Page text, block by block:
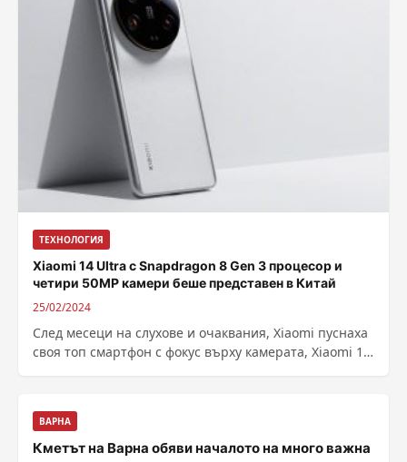
ТЕХНОЛОГИЯ
Xiaomi 14 Ultra с Snapdragon 8 Gen 3 процесор и
четири 50MP камери беше представен в Китай
25/02/2024
След месеци на слухове и очаквания, Xiaomi пуснаха
своя топ смартфон с фокус върху камерата, Xiaomi 14
ВАРНА
Кметът на Варна обяви началото на много важна